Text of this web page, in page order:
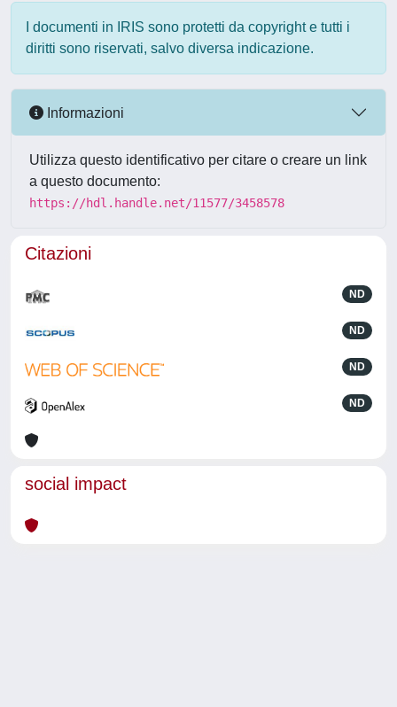
I documenti in IRIS sono protetti da copyright e tutti i
diritti sono riservati, salvo diversa indicazione.
Informazioni
Utilizza questo identificativo per citare o creare un link
a questo documento:
https://hdl.handle.net/11577/3458578
Citazioni
ND
ND
ND
ND
social impact